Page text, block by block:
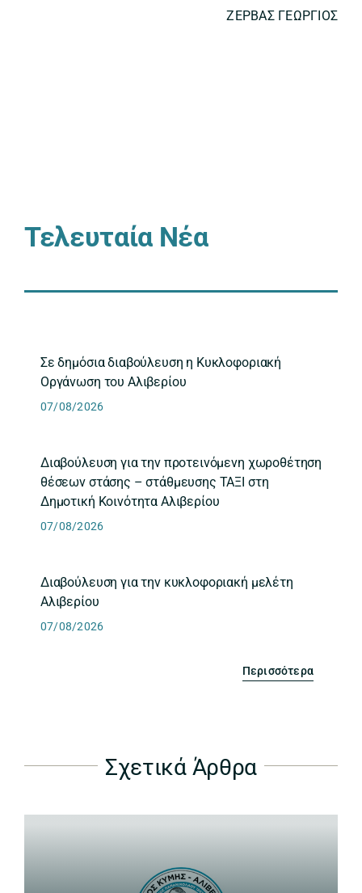
ΖΕΡΒΑΣ ΓΕΩΡΓΙΟΣ
Τελευταία Νέα
Σε δημόσια διαβούλευση η Κυκλοφοριακή
Οργάνωση του Αλιβερίου
07/08/2026
Διαβούλευση για την προτεινόμενη χωροθέτηση
θέσεων στάσης – στάθμευσης ΤΑΞΙ στη
Δημοτική Κοινότητα Αλιβερίου
07/08/2026
Διαβούλευση για την κυκλοφοριακή μελέτη
Αλιβερίου
07/08/2026
Περισσότερα
Σχετικά Άρθρα